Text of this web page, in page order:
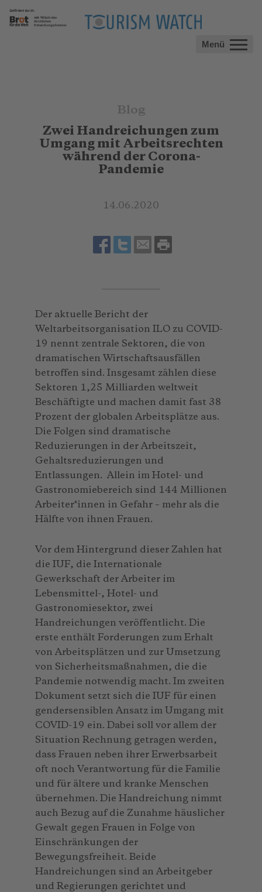
Menü
Blog
Zwei Handreichungen zum
Umgang mit Arbeitsrechten
während der Corona-
Pandemie
14.06.2020
Der aktuelle Bericht der
Weltarbeitsorganisation ILO zu COVID-
19 nennt zentrale Sektoren, die von
dramatischen Wirtschaftsausfällen
betroffen sind. Insgesamt zählen diese
Sektoren 1,25 Milliarden weltweit
Beschäftigte und machen damit fast 38
Prozent der globalen Arbeitsplätze aus.
Die Folgen sind dramatische
Reduzierungen in der Arbeitszeit,
Gehaltsreduzierungen und
Entlassungen. Allein im Hotel- und
Gastronomiebereich sind 144 Millionen
Arbeiter*innen in Gefahr – mehr als die
Hälfte von ihnen Frauen.
Vor dem Hintergrund dieser Zahlen hat
die IUF, die Internationale
Gewerkschaft der Arbeiter im
Lebensmittel-, Hotel- und
Gastronomiesektor, zwei
Handreichungen veröffentlicht. Die
erste enthält Forderungen zum Erhalt
von Arbeitsplätzen und zur Umsetzung
von Sicherheitsmaßnahmen, die die
Pandemie notwendig macht. Im zweiten
Dokument setzt sich die IUF für einen
gendersensiblen Ansatz im Umgang mit
COVID-19 ein. Dabei soll vor allem der
Situation Rechnung getragen werden,
dass Frauen neben ihrer Erwerbsarbeit
oft noch Verantwortung für die Familie
und für ältere und kranke Menschen
übernehmen. Die Handreichung nimmt
auch Bezug auf die Zunahme häuslicher
Gewalt gegen Frauen in Folge von
Einschränkungen der
Bewegungsfreiheit. Beide
Handreichungen sind an Arbeitgeber
und Regierungen gerichtet und